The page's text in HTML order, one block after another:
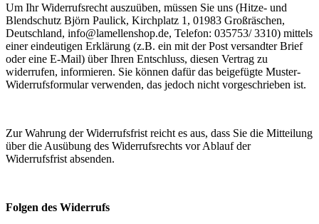
Um Ihr Widerrufsrecht auszuüben, müssen Sie uns (Hitze- und
Blendschutz Björn Paulick, Kirchplatz 1, 01983 Großräschen,
Deutschland, info@lamellenshop.de, Telefon: 035753/ 3310) mittels
einer eindeutigen Erklärung (z.B. ein mit der Post versandter Brief
oder eine E-Mail) über Ihren Entschluss, diesen Vertrag zu
widerrufen, informieren. Sie können dafür das beigefügte Muster-
Widerrufsformular verwenden, das jedoch nicht vorgeschrieben ist.
Zur Wahrung der Widerrufsfrist reicht es aus, dass Sie die Mitteilung
über die Ausübung des Widerrufsrechts vor Ablauf der
Widerrufsfrist absenden.
Folgen des Widerrufs